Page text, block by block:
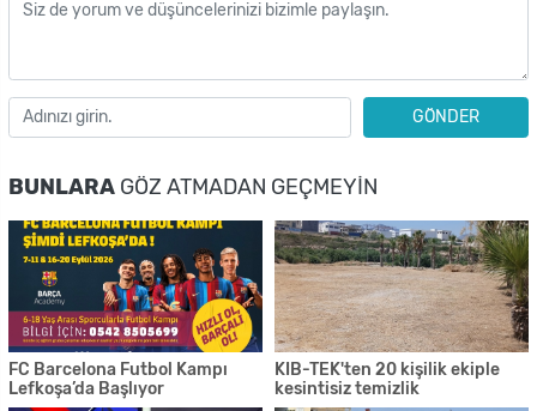
GÖNDER
BUNLARA GÖZ ATMADAN GEÇMEYIN
FC Barcelona Futbol Kampı
Lefkoşa’da Başlıyor
KIB-TEK'ten 20 kişilik ekiple
kesintisiz temizlik